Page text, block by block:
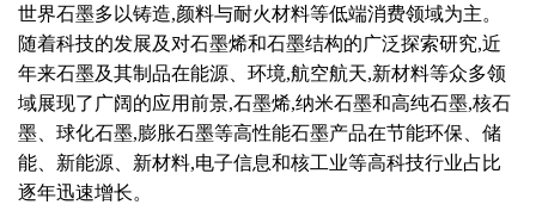
世界石墨多以铸造,颜料与耐火材料等低端消费领域为主。
随着科技的发展及对石墨烯和石墨结构的广泛探索研究,近
年来石墨及其制品在能源、环境,航空航天,新材料等众多领
域展现了广阔的应用前景,石墨烯,纳米石墨和高纯石墨,核石
墨、球化石墨,膨胀石墨等高性能石墨产品在节能环保、储
能、新能源、新材料,电子信息和核工业等高科技行业占比
逐年迅速增长。